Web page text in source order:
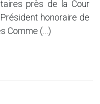
près de la Cour
honoraire de
Comme (…)